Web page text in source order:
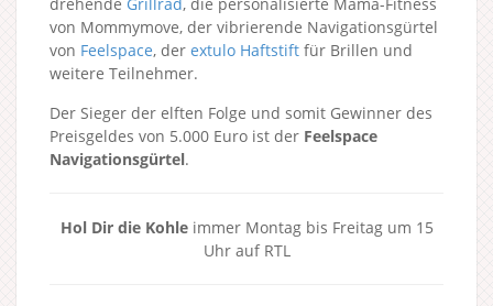
von Mommymove, der vibrierende Navigationsgürtel
von Feelspace, der extulo Haftstift für Brillen und
weitere Teilnehmer.
Der Sieger der elften Folge und somit Gewinner des
Preisgeldes von 5.000 Euro ist der Feelspace
Navigationsgürtel.
Hol Dir die Kohleimmer Montag bis Freitag um 15
Uhr auf RTL